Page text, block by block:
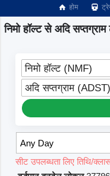
होम
निमो हॉल्ट से अदि
निमो हॉल्ट (NMF)
अदि सप्तग्राम (ADST)
सीट उपलब्धता लिए तिथि/